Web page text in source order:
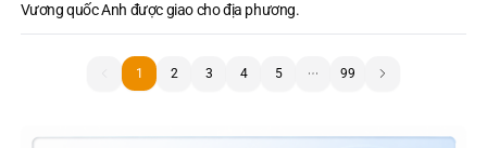
Vương quốc Anh được giao cho địa phương.
11 2 3 4 5 99